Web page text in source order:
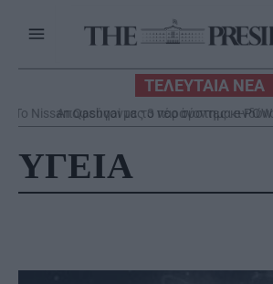
ΤΕΛΕΥΤΑΙΑ ΝΕΑ
Αποφεύγοντας 3 παράγοντες
επιπλέον χρόνια χωρίς
ΥΓΕΙΑ